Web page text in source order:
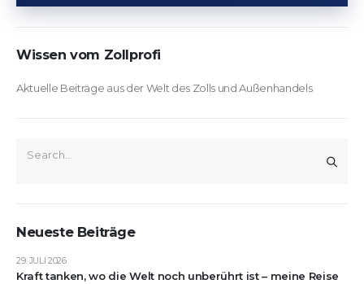
Wissen vom Zollprofi
Aktuelle Beiträge aus der Welt des Zolls und Außenhandels
Neueste Beiträge
Kraft tanken, wo die Welt noch unberührt ist – meine Reise
29. JULI 2026